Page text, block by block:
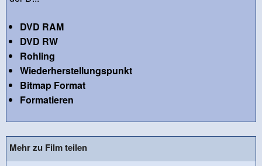
DVD RAM
DVD RW
Rohling
Wiederherstellungspunkt
Bitmap Format
Formatieren
Mehr zu Film teilen